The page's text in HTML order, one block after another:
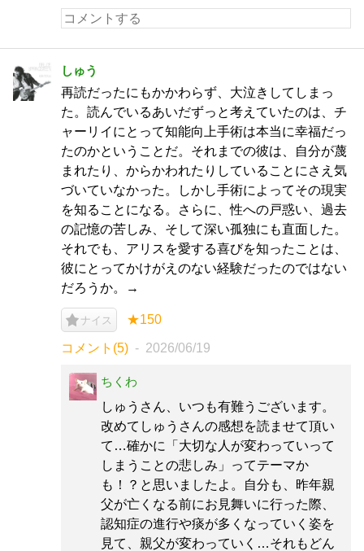
しゅう
再読だったにもかかわらず、大泣きしてしまっ
た。読んでいるあいだずっと考えていたのは、チ
ャーリイにとって知能向上手術は本当に幸福だっ
たのかということだ。それまでの彼は、自分が蔑
まれたり、からかわれたりしていることにさえ気
づいていなかった。しかし手術によってその現実
を知ることになる。さらに、性への戸惑い、過去
の記憶の苦しみ、そして深い孤独にも直面した。
それでも、アリスを愛する喜びを知ったことは、
彼にとってかけがえのない経験だったのではない
だろうか。→
ナイス ★150
コメント(5) 2026/06/19
ちくわ
しゅうさん、いつも有難うございます。
改めてしゅうさんの感想を読ませて頂い
て…確かに「大切な人が変わっていって
しまうことの悲しみ」ってテーマか
も！？と思いましたよ。自分も、昨年親
父が亡くなる前にお見舞いに行った際、
認知症の進行や痰が多くなっていく姿を
見て、親父が変わっていく…それもどん